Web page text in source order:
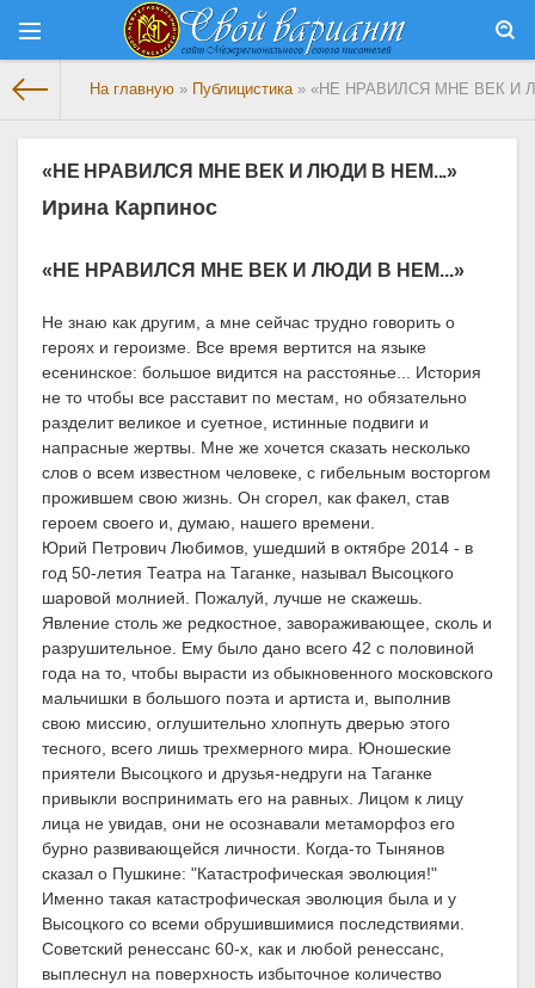
На главную » Публицистика» «НЕ НРАВИЛСЯ МНЕ ВЕК И
«НЕ НРАВИЛСЯ МНЕ ВЕК И ЛЮДИ В НЕМ...»
Ирина Карпинос
«НЕ НРАВИЛСЯ МНЕ ВЕК И ЛЮДИ В НЕМ...»
Не знаю как другим, а мне сейчас трудно говорить о
героях и героизме. Все время вертится на языке
есенинское: большое видится на расстоянье... История
не то чтобы все расставит по местам, но обязательно
разделит великое и суетное, истинные подвиги и
напрасные жертвы. Мне же хочется сказать несколько
слов о всем известном человеке, с гибельным восторгом
прожившем свою жизнь. Он сгорел, как факел, став
героем своего и, думаю, нашего времени.
Юрий Петрович Любимов, ушедший в октябре 2014 - в
год 50-летия Театра на Таганке, называл Высоцкого
шаровой молнией. Пожалуй, лучше не скажешь.
Явление столь же редкостное, завораживающее, сколь и
разрушительное. Ему было дано всего 42 с половиной
года на то, чтобы вырасти из обыкновенного московского
мальчишки в большого поэта и артиста и, выполнив
свою миссию, оглушительно хлопнуть дверью этого
тесного, всего лишь трехмерного мира. Юношеские
приятели Высоцкого и друзья-недруги на Таганке
привыкли воспринимать его на равных. Лицом к лицу
лица не увидав, они не осознавали метаморфоз его
бурно развивающейся личности. Когда-то Тынянов
сказал о Пушкине: "Катастрофическая эволюция!"
Именно такая катастрофическая эволюция была и у
Высоцкого со всеми обрушившимися последствиями.
Советский ренессанс 60-х, как и любой ренессанс,
выплеснул на поверхность избыточное количество